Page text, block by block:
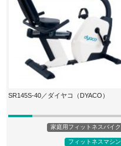
SR145S-40／ダイヤコ（DYACO）
家庭用フィットネスバイク
フィットネスマシン